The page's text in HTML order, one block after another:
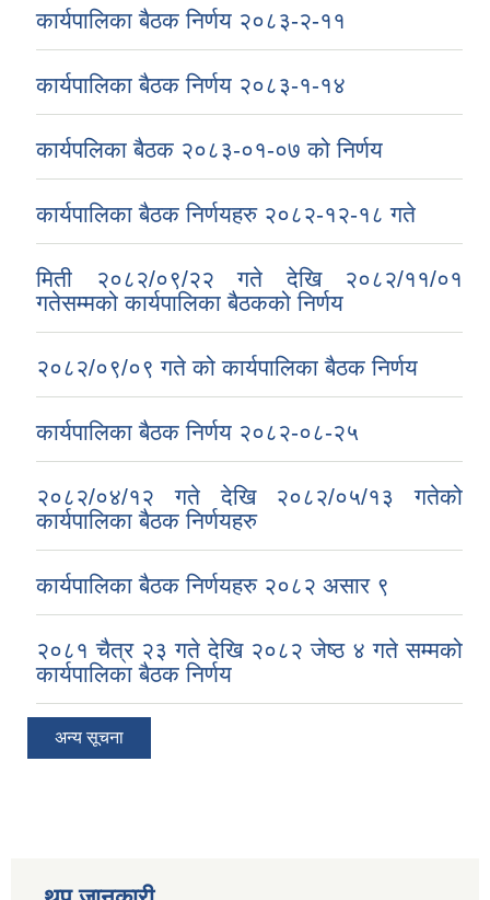
कार्यपालिका बैठक निर्णय २०८३-२-११
कार्यपालिका बैठक निर्णय २०८३-१-१४
कार्यपलिका बैठक २०८३-०१-०७ को निर्णय
कार्यपालिका बैठक निर्णयहरु २०८२-१२-१८ गते
मिती २०८२/०९/२२ गते देखि २०८२/११/०१
गतेसम्मको कार्यपालिका बैठकको निर्णय
२०८२/०९/०९ गते को कार्यपालिका बैठक निर्णय
कार्यपालिका बैठक निर्णय २०८२-०८-२५
२०८२/०४/१२ गते देखि २०८२/०५/१३ गतेको
कार्यपालिका बैठक निर्णयहरु
कार्यपालिका बैठक निर्णयहरु २०८२ असार ९
२०८१ चैत्र २३ गते देखि २०८२ जेष्ठ ४ गते सम्मको
कार्यपालिका बैठक निर्णय
अन्य सूचना